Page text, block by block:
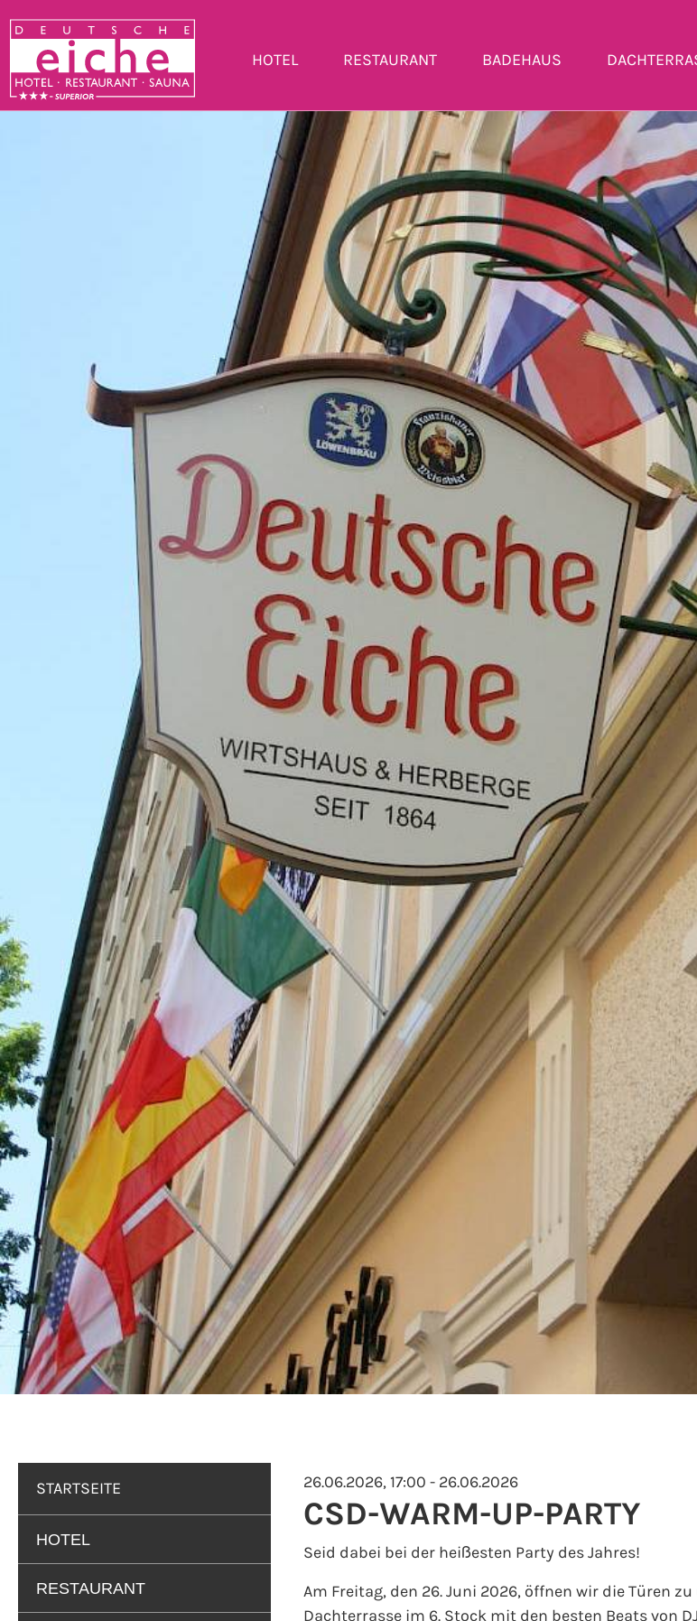
HOTEL RESTAURANT BADEHAUS
STARTSEITE
HOTEL
RESTAURANT
26.06.2026, 17:00 - 26.06.2026
CSD-WARM-UP-PARTY
Seid dabei bei der heißesten Party des Jahres!
Am Freitag, den 26. Juni 2026, öffnen wir die Türen
Dachterrasse im 6. Stock mit den besten Beats von